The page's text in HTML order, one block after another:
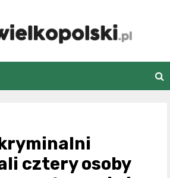
cztery osoby